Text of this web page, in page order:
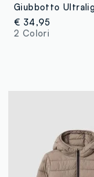
€ 34,95
2 Colori